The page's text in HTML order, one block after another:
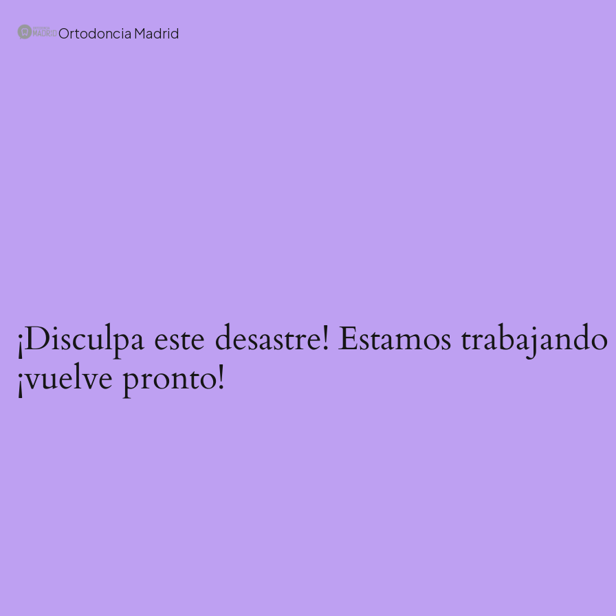
Ortodoncia Madrid
¡Disculpa este desastre! Estamos
¡vuelve pronto!